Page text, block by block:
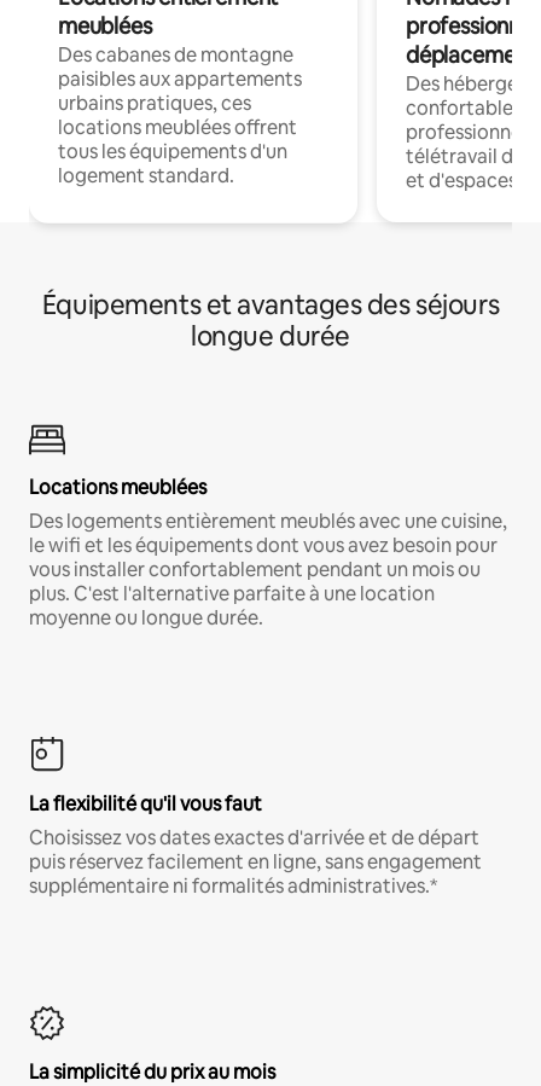
meublées
Des cabanes de montagne
paisibles aux appartements
urbains pratiques, ces
locations meublées offrent
tous les équipements d'un
logement standard.
déplacement
Des
confortables
professionnels
télétravail
et d'espaces
Équipements et avantages des séjours
longue durée
Locations meublées
Des logements entièrement meublés avec une cuisine,
le wifi et les équipements dont vous avez besoin pour
vous installer confortablement pendant un mois ou
plus. C'est l'alternative parfaite à une location
moyenne ou longue durée.
La flexibilité qu'il vous faut
Choisissez vos dates exactes d'arrivée et de départ
puis réservez facilement en ligne, sans engagement
supplémentaire ni formalités administratives.*
La simplicité du prix au mois